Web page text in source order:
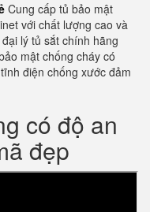
Cung cấp tủ bảo mật
với chất lượng cao và
lý tủ sắt chính hãng
mật chống cháy có
điện chống xước đảm
có độ an
đẹp